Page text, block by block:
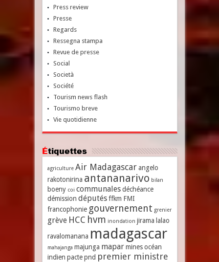
Press review
Presse
Regards
Ressegna stampa
Revue de presse
Social
Società
Société
Tourism news flash
Tourismo breve
Vie quotidienne
Étiquettes
agriculture Air Madagascar angelo
rakotonirina antananarivo bilan
boeny coi communales déchéance
démission députés ffkm FMI
francophonie gouvernement grenier
grève HCC hvm inondation jirama lalao
ravalomanana madagascar
mahajanga majunga mapar mines océan
indien pacte pnd premier ministre